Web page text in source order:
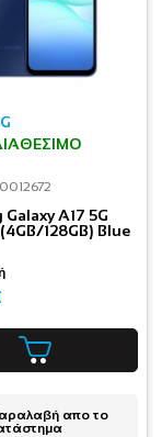
A17 5G
128GB) Blue
απο το